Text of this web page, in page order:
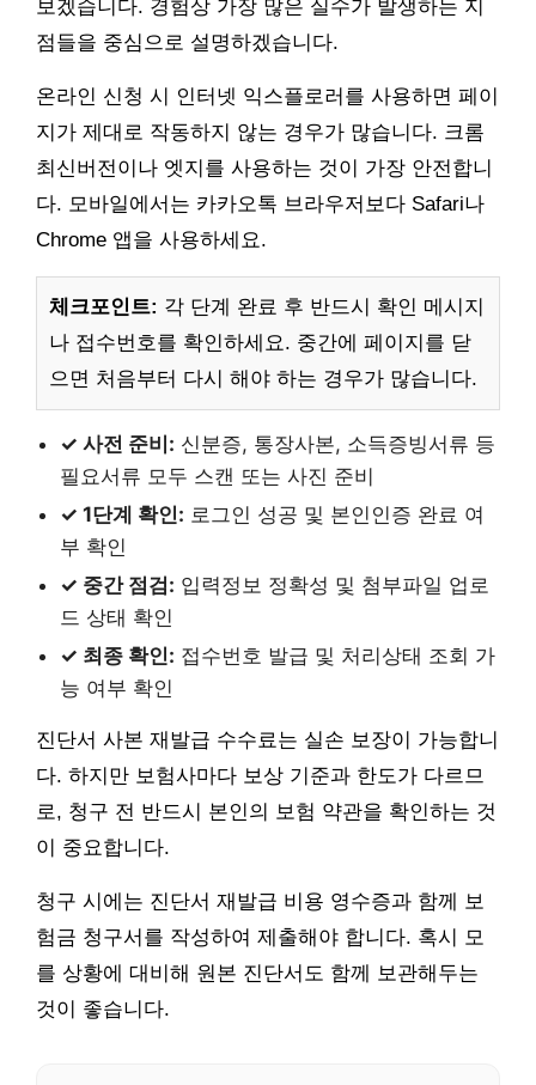
보겠습니다. 경험상 가장 많은 실수가 발생하는 지
점들을 중심으로 설명하겠습니다.
온라인 신청 시 인터넷 익스플로러를 사용하면 페이
지가 제대로 작동하지 않는 경우가 많습니다. 크롬
최신버전이나 엣지를 사용하는 것이 가장 안전합니
다. 모바일에서는 카카오톡 브라우저보다 Safari나
Chrome 앱을 사용하세요.
체크포인트: 각 단계 완료 후 반드시 확인 메시지
나 접수번호를 확인하세요. 중간에 페이지를 닫
으면 처음부터 다시 해야 하는 경우가 많습니다.
✓ 사전 준비: 신분증, 통장사본, 소득증빙서류 등
필요서류 모두 스캔 또는 사진 준비
✓ 1단계 확인: 로그인 성공 및 본인인증 완료 여
부 확인
✓ 중간 점검: 입력정보 정확성 및 첨부파일 업로
드 상태 확인
✓ 최종 확인: 접수번호 발급 및 처리상태 조회 가
능 여부 확인
진단서 사본 재발급 수수료는 실손 보장이 가능합니
다. 하지만 보험사마다 보상 기준과 한도가 다르므
로, 청구 전 반드시 본인의 보험 약관을 확인하는 것
이 중요합니다.
청구 시에는 진단서 재발급 비용 영수증과 함께 보
험금 청구서를 작성하여 제출해야 합니다. 혹시 모
를 상황에 대비해 원본 진단서도 함께 보관해두는
것이 좋습니다.